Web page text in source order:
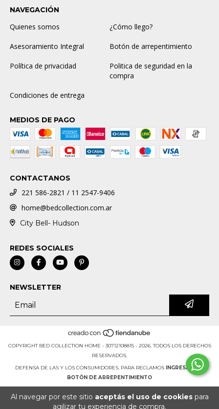
Al navegar por este sitio aceptás el uso de cookiespara
agilizar tu experiencia de compra.
NAVEGACIÓN
Quienes somos ¿Cómo llego?
Asesoramiento Integral Botón de arrepentimiento
Política de privacidad
Politica de seguridad en la
compra
Condiciones de entrega
MEDIOS DE PAGO
CONTACTANOS
221 586-2821 / 11 2547-9406
home@bedcollection.com.ar
City Bell- Hudson
REDES SOCIALES
NEWSLETTER
COPYRIGHT BED COLLECTION HOME - 30712108815 - 2026. TODOS LOS DERECHOS
RESERVADOS.
DEFENSA DE LAS Y LOS CONSUMIDORES. PARA RECLAMOS INGRESÁ ACÁ.
BOTÓN DE ARREPENTIMIENTO